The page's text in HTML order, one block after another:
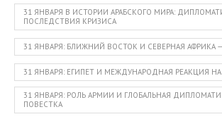
31 ЯНВАРЯ В ИСТОРИИ АРАБСКОГО МИРА:
ПОСЛЕДСТВИЯ КРИЗИСА
31 ЯНВАРЯ: БЛИЖНИЙ ВОСТОК И СЕВЕРНАЯ АФРИКА
31 ЯНВАРЯ: ЕГИПЕТ И МЕЖДУНАРОДНАЯ РЕАКЦИЯ
31 ЯНВАРЯ: РОЛЬ АРМИИ И ГЛОБАЛЬНАЯ
ПОВЕСТКА